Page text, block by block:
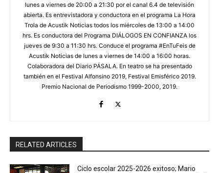
lunes a viernes de 20:00 a 21:30 por el canal 6.4 de televisión
abierta. Es entrevistadora y conductora en el programa La Hora
Trola de Acustik Noticias todos los miércoles de 13:00 a 14:00
hrs. Es conductora del Programa DIÁLOGOS EN CONFIANZA los
jueves de 9:30 a 11:30 hrs. Conduce el programa #EnTuFeis de
Acustik Noticias de lunes a viernes de 14:00 a 16:00 horas.
Colaboradora del Diario PÁSALA. En teatro se ha presentado
también en el Festival Alfonsino 2019, Festival Emisférico 2019.
Premio Nacional de Periodismo 1999-2000, 2019.
RELATED ARTICLES
Ciclo escolar 2025-2026 exitoso; Mario